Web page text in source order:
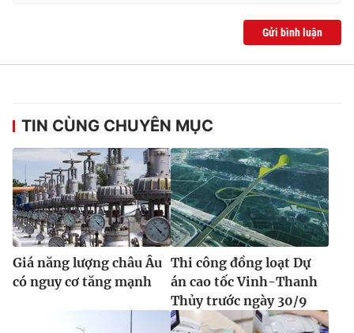
Gửi bình luận
TIN CÙNG CHUYÊN MỤC
Giá năng lượng châu Âu
có nguy cơ tăng mạnh
Thi công đồng loạt Dự
án cao tốc Vinh-Thanh
Thủy trước ngày 30/9